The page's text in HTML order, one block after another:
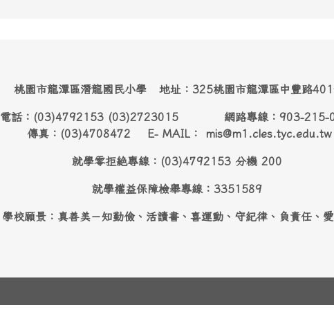
桃園市龍潭區潛龍國民小學 地址：325桃園市龍潭區中豐路
電話：(03)4792153 (03)2723015 網路專線：903-215-
傳真：(03)4708472 E- MAIL： mis@m1.cles.tyc.edu.tw
就學零拒絶專線：(03)4792153 分機 200
就學權益保障檢舉專線：3351589
學校願景：真善美－知勤儉、活讀書、喜運動、守紀律、負責任、